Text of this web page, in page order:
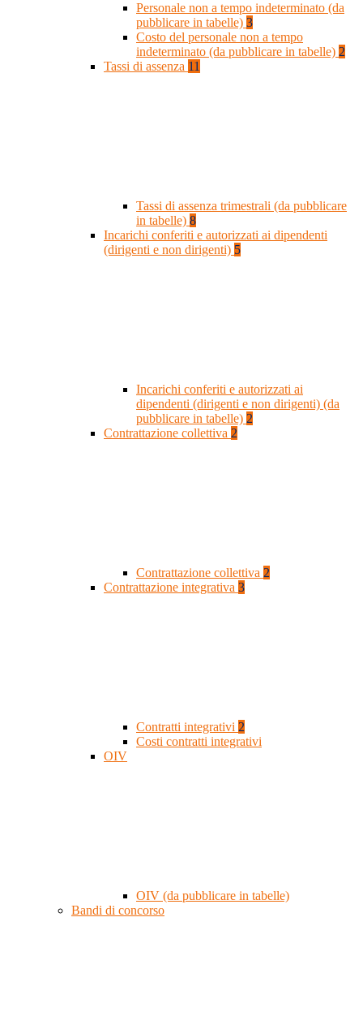
Personale non a tempo indeterminato (da
pubblicare in tabelle) 3
Costo del personale non a tempo
indeterminato (da pubblicare in tabelle) 2
Tassi di assenza 11
Tassi di assenza trimestrali (da pubblicare
in tabelle) 8
Incarichi conferiti e autorizzati ai dipendenti
(dirigenti e non dirigenti) 5
Incarichi conferiti e autorizzati ai
dipendenti (dirigenti e non dirigenti) (da
pubblicare in tabelle) 2
Contrattazione collettiva 2
Contrattazione collettiva 2
Contrattazione integrativa 3
Contratti integrativi 2
Costi contratti integrativi
OIV
OIV (da pubblicare in tabelle)
Bandi di concorso